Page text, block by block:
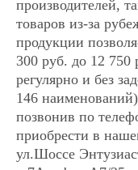
Телефон
Телефон
производителей,
товаров из-за
продукции
300 руб. до 12 750
регулярно и без
146
позвонив по
приобрести в
ул.Шоссе